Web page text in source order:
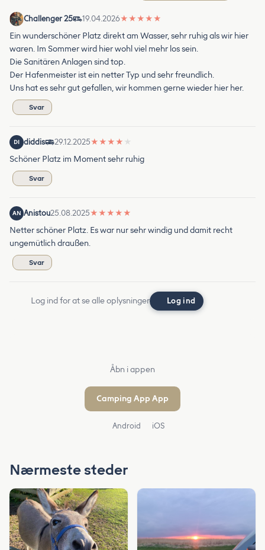
Challenger 25 19.04.2026★ ★ ★ ★ ★
Ein wunderschöner Platz direkt am Wasser, sehr ruhig als wir hier
waren. Im Sommer wird hier wohl viel mehr los sein.
Die Sanitären Anlagen sind top.
Der Hafenmeister ist ein netter Typ und sehr freundlich.
Uns hat es sehr gut gefallen, wir kommen gerne wieder hier her.
Svar
DI diddis 29.12.2025★ ★ ★ ★ ★
Schöner Platz im Moment sehr ruhig
Svar
AN Anistou25.08.2025★ ★ ★ ★ ★
Netter schöner Platz. Es war nur sehr windig und damit recht
ungemütlich draußen.
Svar
Log ind for at se alle oplysninger Log ind
Åbn i appen
Camping App App
Android iOS
Nærmeste steder